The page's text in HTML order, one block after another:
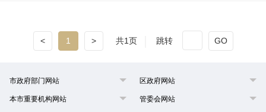
< 1 > 共1页 跳转 GO
市政府部门网站 区政府网站
本市重要机构网站 管委会网站